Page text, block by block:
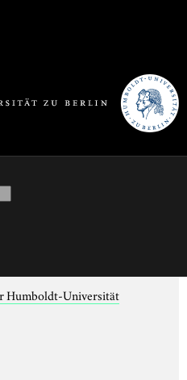
Humboldt-Universität